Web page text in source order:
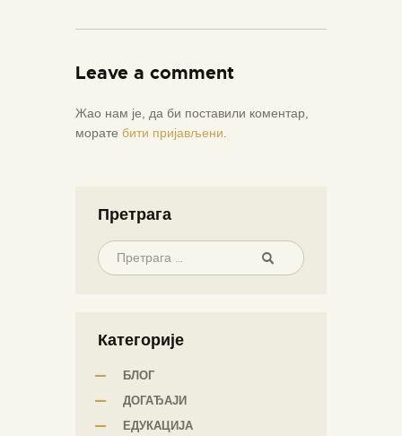
Leave a comment
Жао нам је, да би поставили коментар,
морате бити пријављени.
Претрага
Категорије
БЛОГ
ДОГАЂАЈИ
ЕДУКАЦИЈА